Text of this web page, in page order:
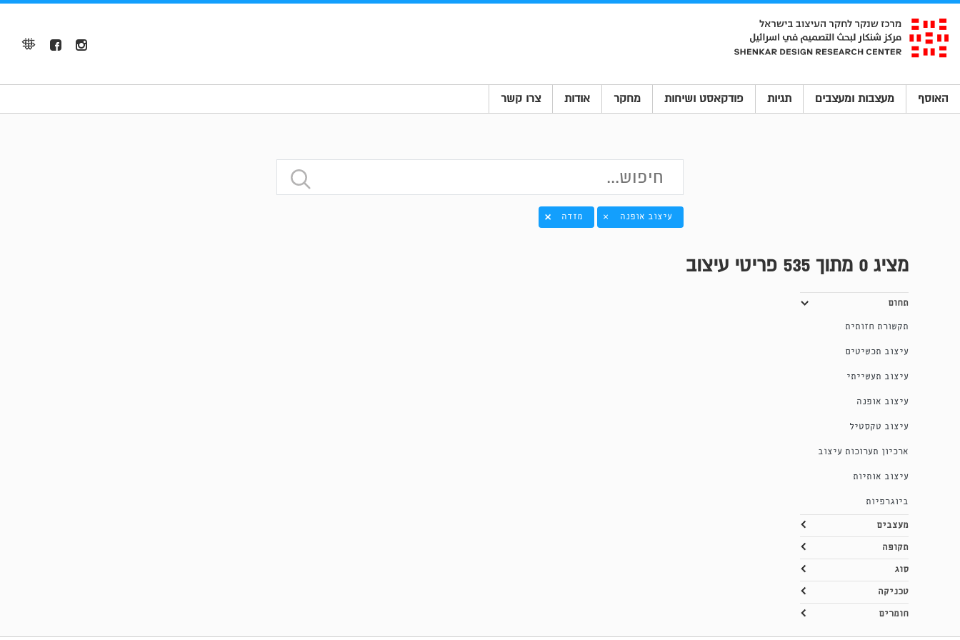
האוסף מעצבות ומעצבים תגיות פודקאסט ושיחות מחקר אודות צרו קשר
עיצוב אופנה × מזדה
מציג 0 מתוך 535 פריטי עיצוב
תחום
תקשורת חזותית
עיצוב תכשיטים
עיצוב תעשייתי
עיצוב אופנה
עיצוב טקסטיל
ארכיון תערוכות עיצוב
עיצוב אותיות
ביוגרפיות
מעצבים
תקופה
סוג
טכניקה
חומרים